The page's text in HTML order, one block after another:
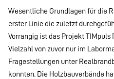
Wesentliche Grundlagen für die
erster Linie die zuletzt
Vorrangig ist das Projekt TIMpuls
Vielzahl von zuvor nur im
Fragestellungen unter
konnten. Die Holzbauverbände